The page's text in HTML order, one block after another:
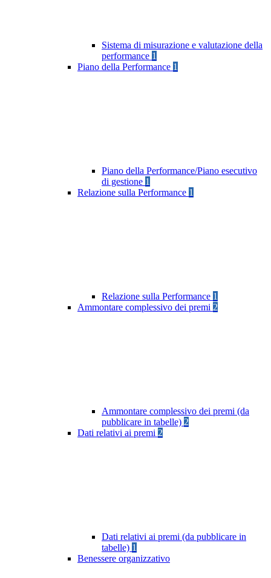
Sistema di misurazione e valutazione della
performance 1
Piano della Performance 1
Piano della Performance/Piano esecutivo
di gestione 1
Relazione sulla Performance 1
Relazione sulla Performance 1
Ammontare complessivo dei premi 2
Ammontare complessivo dei premi (da
pubblicare in tabelle) 2
Dati relativi ai premi 2
Dati relativi ai premi (da pubblicare in
tabelle) 1
Benessere organizzativo